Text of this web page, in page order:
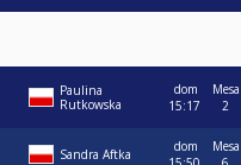
Paulina
Rutkowska
dom
15:17
Mesa
2
Sandra Aftka
dom
Mesa